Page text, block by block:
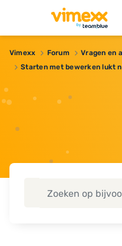
Vimexx Forum
Vragen en
Starten met bewerken lukt